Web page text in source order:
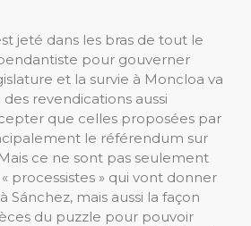
jeté dans les bras de tout le
pour gouverner
et la survie à Moncloa va
revendications aussi
que celles proposées par
le référendum sur
ce ne sont pas seulement
processistes » qui vont donner
Sánchez, mais aussi la façon
du puzzle pour pouvoir